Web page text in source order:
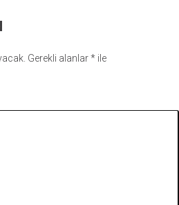
Gerekli alanlar* ile